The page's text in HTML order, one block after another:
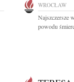
WROCŁAW
Najszczersze
powodu